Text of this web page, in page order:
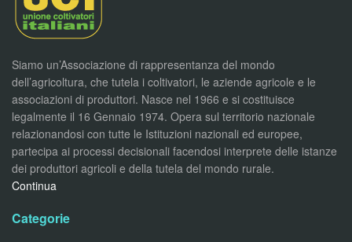
Siamo un’Associazione di rappresentanza del mondo
dell’agricoltura, che tutela i coltivatori, le aziende agricole e le
associazioni di produttori. Nasce nel 1966 e si costituisce
legalmente il 16 Gennaio 1974. Opera sul territorio nazionale
relazionandosi con tutte le Istituzioni nazionali ed europee,
partecipa ai processi decisionali facendosi interprete delle istanze
dei produttori agricoli e della tutela del mondo rurale.
Continua
Categorie